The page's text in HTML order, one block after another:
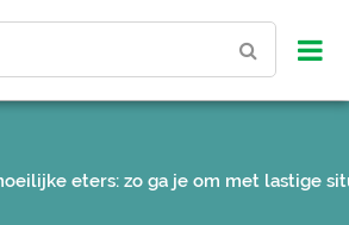
eters: zo ga je om met lastige